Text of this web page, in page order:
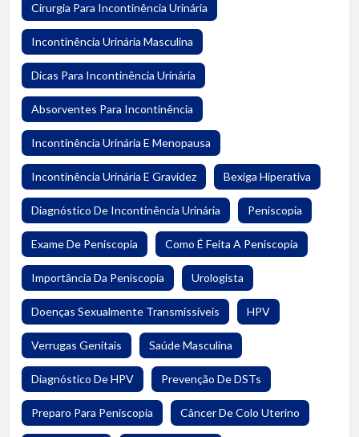
Cirurgia Para Incontinência Urinária
Incontinência Urinária Masculina
Dicas Para Incontinência Urinária
Absorventes Para Incontinência
Incontinência Urinária E Menopausa
Incontinência Urinária E Gravidez Bexiga Hiperativa
Diagnóstico De Incontinência Urinária Peniscopia
Exame De Peniscopia Como É Feita A Peniscopia
Importância Da Peniscopia Urologista
Doenças Sexualmente Transmissíveis HPV
Verrugas Genitais Saúde Masculina
Diagnóstico De HPV Prevenção De DSTs
Preparo Para Peniscopia Câncer De Colo Uterino